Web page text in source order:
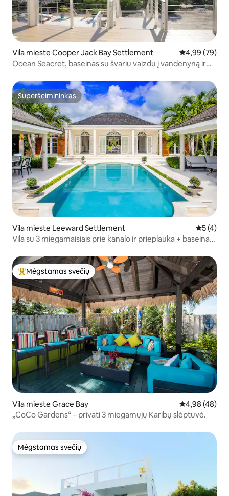
Vila mieste Cooper Jack Bay Settlement Vidutinis
4,99 (79)
Ocean Seacret, baseinas su švariu vaizdu į vandenyną ir
Superšeimininkas
Superšeimininkas
Vila mieste Leeward Settlement Vidutinis
5 (4)
Vila su 3 miegamaisiais prie kanalo ir prieplauka + baseinas
Svečių mėgstamiausias
Mėgstamas svečių
Vila mieste Grace Bay Vidutinis
4,98 (48)
„CoCo Gardens“ – privati 3 miegamųjų Karibų slėptuvė.
Mėgstamas svečių
Mėgstamas svečių